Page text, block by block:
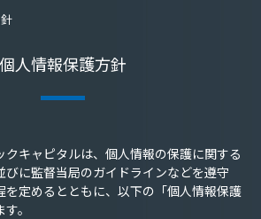
個人情報保護方針
キャピタルは、個人情報の保護に関する
びに監督当局のガイドラインなどを遵守
を定めるとともに、以下の「個人情報保護
。